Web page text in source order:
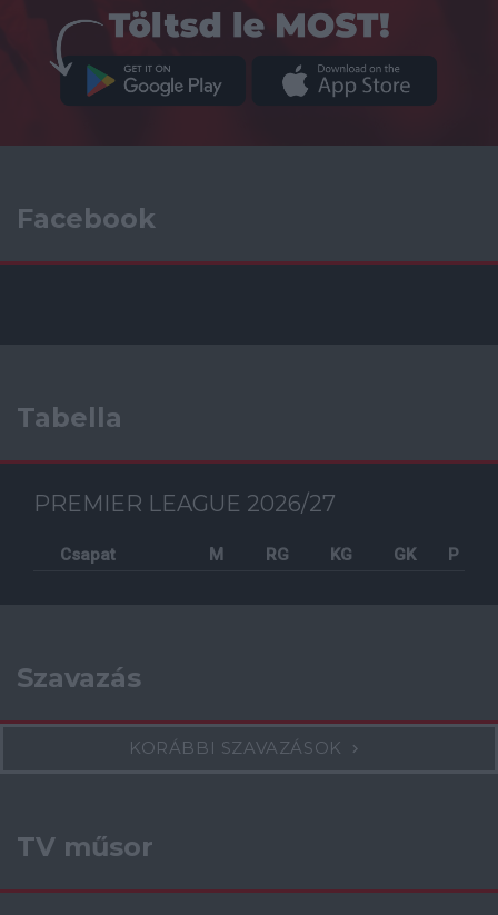
Facebook
Tabella
PREMIER LEAGUE 2026/27
Csapat M RG KG GK P
Szavazás
KORÁBBI SZAVAZÁSOK
TV műsor